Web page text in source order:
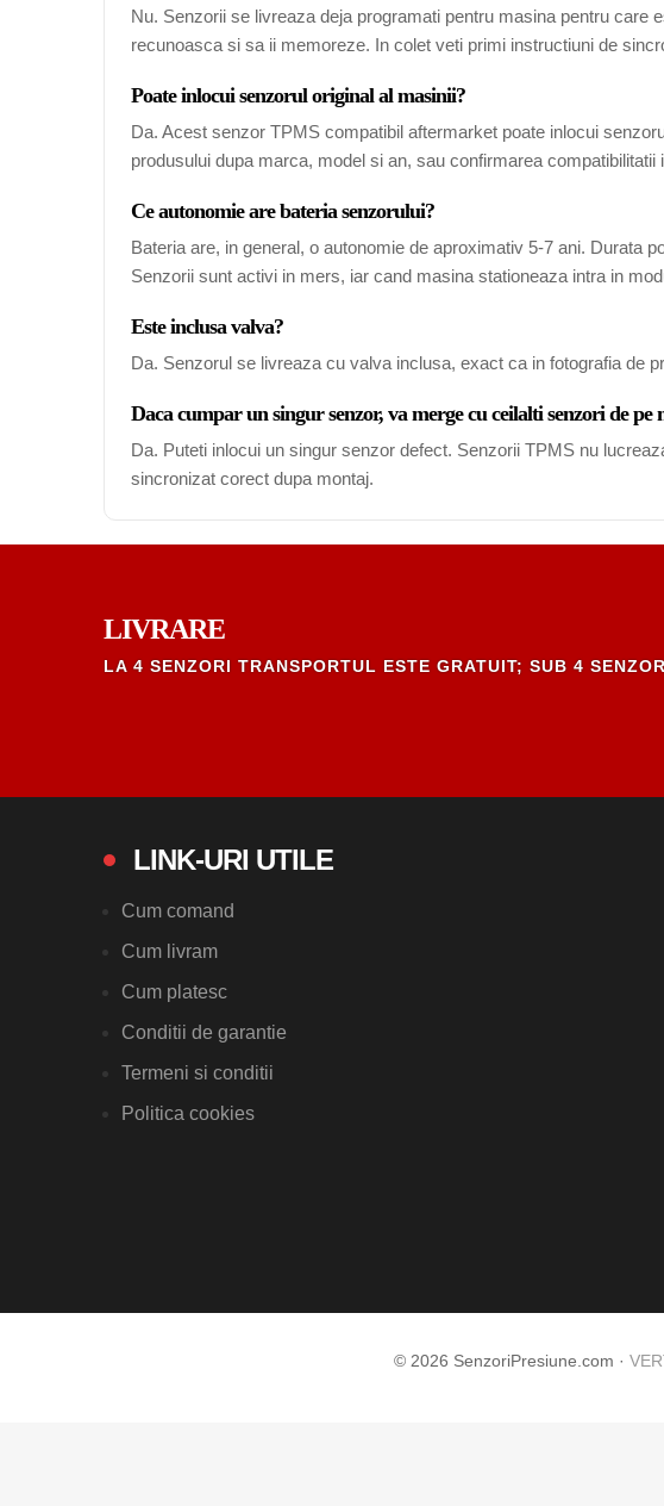
Nu. Senzorii se livreaza deja programati pentru masina pentru
recunoasca si sa ii memoreze. In colet veti primi instructiuni de
Poate inlocui senzorul original al masinii?
Da. Acest senzor TPMS compatibil aftermarket poate inlocui
produsului dupa marca, model si an, sau confirmarea compatibilitatii
Ce autonomie are bateria senzorului?
Bateria are, in general, o autonomie de aproximativ 5-7 ani. Durata
Senzorii sunt activi in mers, iar cand masina stationeaza intra in
Este inclusa valva?
Da. Senzorul se livreaza cu valva inclusa, exact ca in fotografia de
Daca cumpar un singur senzor, va merge cu ceilalti senzori de pe
Da. Puteti inlocui un singur senzor defect. Senzorii TPMS nu
sincronizat corect dupa montaj.
LIVRARE
LA 4 SENZORI TRANSPORTUL ESTE GRATUIT; SUB 4
LINK-URI UTILE
Cum comand
Cum livram
Cum platesc
Conditii de garantie
Termeni si conditii
Politica cookies
© 2026 SenzoriPresiune.com ·